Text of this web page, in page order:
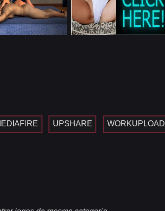
UPSHARE WORKUPLOAD